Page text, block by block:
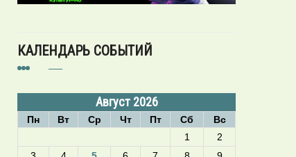
КАЛЕНДАРЬ СОБЫТИЙ
Август 2026
Пн Вт Ср Чт Пт Сб
Вс
1
2